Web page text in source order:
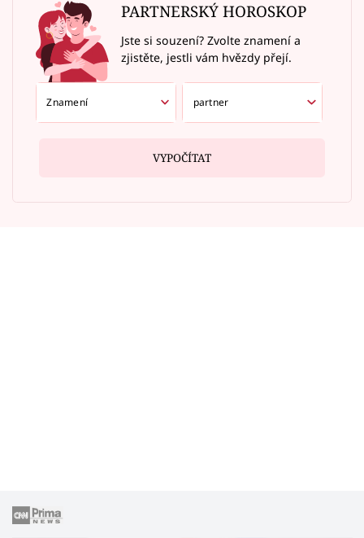
PARTNERSKÝ HOROSKOP
Jste si souzení? Zvolte znamení a
zjistěte, jestli vám hvězdy přejí.
VYPOČÍTAT